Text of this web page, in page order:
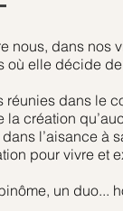
nous, dans nos
où elle décide
réunies dans le
la création
l’aisance à
pour vivre et
un duo...